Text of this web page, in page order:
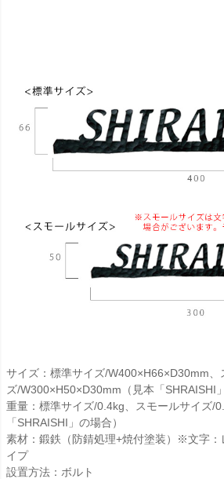
サイズ：標準サイズ/W400×H66×D30mm、
ズ/W300×H50×D30mm（見本「SHRAISHI
重量：標準サイズ/0.4kg、スモールサイズ/
「SHRAISHI」の場合）
素材：鍛鉄（防錆処理+焼付塗装）※文字：
イプ
設置方法：ボルト